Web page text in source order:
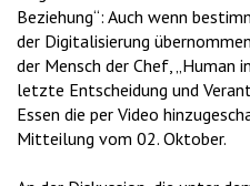
Beziehung“: Auch wenn
der Digitalisierung
der Mensch der Chef, „Human
letzte Entscheidung und
Essen die per Video
Mitteilung vom 02. Oktober.